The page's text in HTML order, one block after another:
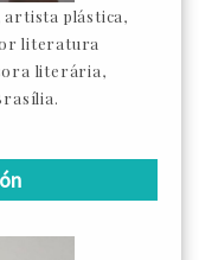
artista plástica,
literatura
literária,